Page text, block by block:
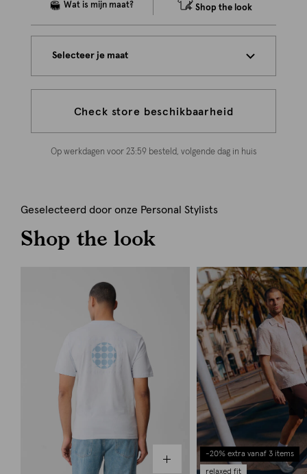
Shop the look
Selecteer je maat
Check store beschikbaarheid
Op werkdagen voor 23:59 besteld, volgende dag in huis
Geselecteerd door onze Personal Stylists
Shop the look
-20% extra vanaf 3 items
relaxed fit